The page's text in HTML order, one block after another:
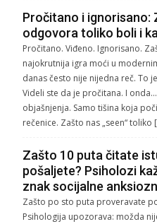
Pročitano i ignorisano:
odgovora toliko boli i
Pročitano. Viđeno. Ignorisano.
najokrutnija igra moći u
danas često nije nijedna reč. To
Videli ste da je pročitana. I
objašnjenja. Samo tišina koja
rečenice. Zašto nas „seen“ toliko
Zašto 10 puta čitate
pošaljete? Psiholozi
znak socijalne
Zašto po sto puta proveravate
Psihologija upozorava: možda